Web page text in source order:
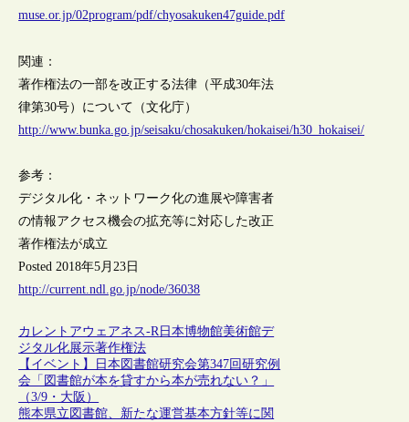
muse.or.jp/02program/pdf/chyosakuken47guide.pdf
関連：
著作権法の一部を改正する法律（平成30年法
律第30号）について（文化庁）
http://www.bunka.go.jp/seisaku/chosakuken/hokaisei/h30_hokaisei/
参考：
デジタル化・ネットワーク化の進展や障害者
の情報アクセス機会の拡充等に対応した改正
著作権法が成立
Posted 2018年5月23日
http://current.ndl.go.jp/node/36038
カレントアウェアネス-R日本博物館美術館デ
ジタル化展示著作権法
【イベント】日本図書館研究会第347回研究例
会「図書館が本を貸すから本が売れない？」
（3/9・大阪）
熊本県立図書館、新たな運営基本方針等に関